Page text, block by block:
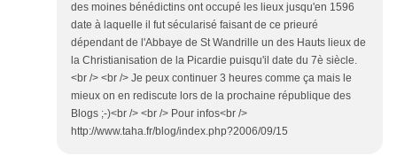
des moines bénédictins ont occupé les lieux jusqu'en 1596
date à laquelle il fut sécularisé faisant de ce prieuré
dépendant de l'Abbaye de St Wandrille un des Hauts lieux de
la Christianisation de la Picardie puisqu'il date du 7è siècle.
<br /> <br /> Je peux continuer 3 heures comme ça mais le
mieux on en rediscute lors de la prochaine république des
Blogs ;-)<br /> <br /> Pour infos<br />
http://www.taha.fr/blog/index.php?2006/09/15